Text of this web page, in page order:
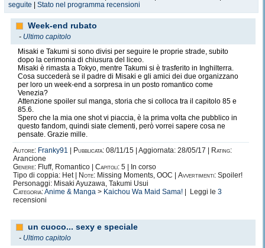
Mi dispiace molto se le storie le aggiorno a
rilento, ma spero di poterlo fare al più presto,
dato che manca poco alla fine delle mie fan
fiction già cominciate, anche se la mia mente ne
sta già pensando altre che poi vorrei pubblicare e
sapere che cosa ne pensate.
Spero vivamente che continuerete a seguirmi, mi
dispiace solo di esserci poco sul sito, ma
mancando la connessione internet non è che
posso fare molto...
Vi ringrazio ancora.....
seguite
Stato nel programma recensioni
Week-end rubato
- Ultimo capitolo
Misaki e Takumi si sono divisi per seguire le proprie strade, subito
dopo la cerimonia di chiusura del liceo.
Misaki è rimasta a Tokyo, mentre Takumi si è trasferito in Inghilterra.
Cosa succederà se il padre di Misaki e gli amici dei due organizzano
per loro un week-end a sorpresa in un posto romantico come
Venezia?
Attenzione spoiler sul manga, storia che si colloca tra il capitolo 85 e
85.6.
Spero che la mia one shot vi piaccia, è la prima volta che pubblico in
questo fandom, quindi siate clementi, però vorrei sapere cosa ne
pensate. Grazie mille.
Autore: Franky91 Pubblicata: 08/11/15 | Aggiornata: 28/05/17 |
Rating:
Arancione
Genere: Fluff, Romantico | Capitoli: 5 | In corso
Tipo di coppia: Het |
Note: Missing Moments, OOC | Avvertimenti: Spoiler!
Personaggi: Misaki Ayuzawa, Takumi Usui
Categoria:Anime & Manga > Kaichou Wa Maid Sama! | Leggi le 3
recensioni
un cuoco... sexy e speciale
- Ultimo capitolo